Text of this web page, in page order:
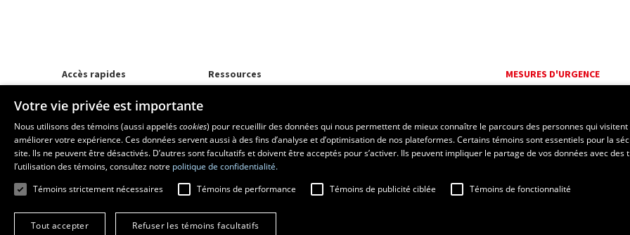
Accès rapides
Corps professoral
Foire aux questions
Ressources
MESURES D'URGENCE
Votre vie privée est importante
Nous utilisons des témoins (aussi appeléscookies) pour recueillir des données qui nous permettent de mieux connaître le parcours des personnes qui
améliorer votre expérience. Ces données servent aussi à des fins d’analyse et d’optimisation de nos plateformes. Certains témoins sont essentiels pour la
site. Ils ne peuvent être désactivés. D’autres sont facultatifs et doivent être acceptés pour s’activer. Ils peuvent impliquer le partage de vos données avec des
l’utilisation des témoins, consultez notre politique de confidentialité.
Témoins strictement nécessaires
Témoins de performance Témoins de publicité ciblée Témoins de fonctionnalité
Tout accepter Refuser les témoins facultatifs